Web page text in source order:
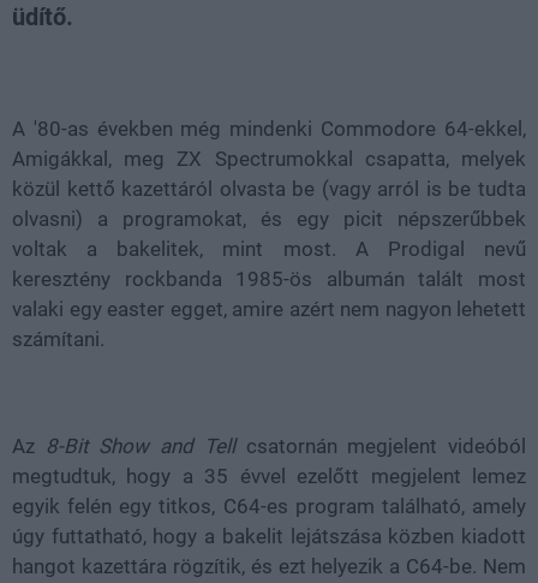
üdítő.
A '80-as években még mindenki Commodore 64-ekkel,
Amigákkal, meg ZX Spectrumokkal csapatta, melyek
közül kettő kazettáról olvasta be (vagy arról is be tudta
olvasni) a programokat, és egy picit népszerűbbek
voltak a bakelitek, mint most. A Prodigal nevű
keresztény rockbanda 1985-ös albumán talált most
valaki egy easter egget, amire azért nem nagyon lehetett
számítani.
Az 8-Bit Show and Tellcsatornán megjelent videóból
megtudtuk, hogy a 35 évvel ezelőtt megjelent lemez
egyik felén egy titkos, C64-es program található, amely
úgy futtatható, hogy a bakelit lejátszása közben kiadott
hangot kazettára rögzítik, és ezt helyezik a C64-be. Nem